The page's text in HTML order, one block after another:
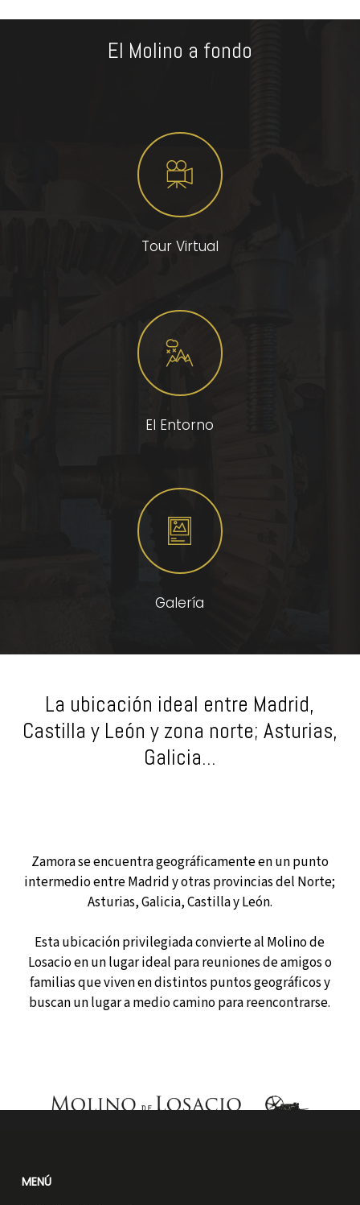
El Molino a fondo
Tour Virtual
El Entorno
Galería
La ubicación ideal entre Madrid,
Castilla y León y zona norte; Asturias,
Galicia...
Zamora se encuentra geográficamente en un punto
intermedio entre Madrid y otras provincias del Norte;
Asturias, Galicia, Castilla y León.
Esta ubicación privilegiada convierte al Molino de
Losacio en un lugar ideal para reuniones de amigos o
familias que viven en distintos puntos geográficos y
buscan un lugar a medio camino para reencontrarse.
MENÚ